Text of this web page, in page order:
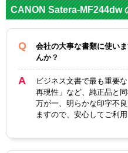
メーカー
対応
純正型番
ICチップ
製品タイプ
CANON Satera-MF244dw
会社の大事な書類に使い
んか？
ビジネス文書で最も重要
再現性」など、純正品と
万が一、明らかな印字不
ますので、安心してご利用